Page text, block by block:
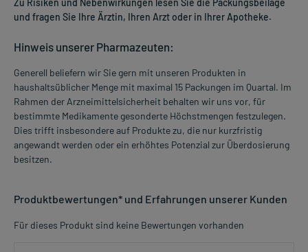
Zu Risiken und Nebenwirkungen lesen Sie die Packungsbeilage
und fragen Sie Ihre Ärztin, Ihren Arzt oder in Ihrer Apotheke.
Hinweis unserer Pharmazeuten:
Generell beliefern wir Sie gern mit unseren Produkten in
haushaltsüblicher Menge mit maximal 15 Packungen im Quartal. Im
Rahmen der Arzneimittelsicherheit behalten wir uns vor, für
bestimmte Medikamente gesonderte Höchstmengen festzulegen.
Dies trifft insbesondere auf Produkte zu, die nur kurzfristig
angewandt werden oder ein erhöhtes Potenzial zur Überdosierung
besitzen.
Produktbewertungen* und Erfahrungen unserer Kunden
Für dieses Produkt sind keine Bewertungen vorhanden